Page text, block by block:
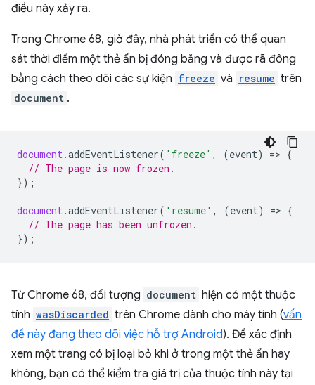
điều này xảy ra.
Trong Chrome 68, giờ đây, nhà phát triển có thể quan
sát thời điểm một thẻ ẩn bị đóng băng và được rã đông
bằng cách theo dõi các sự kiện freeze và resume trên
document .
document .addEventListener( 'freeze' , (event) => {
// The page is now frozen.
});
document .addEventListener( 'resume' , (event) => {
// The page has been unfrozen.
});
Từ Chrome 68, đối tượng document hiện có một thuộc
tính wasDiscarded trên Chrome dành cho máy tính (vấn
đề này đang theo dõi việc hỗ trợ Android). Để xác định
xem một trang có bị loại bỏ khi ở trong một thẻ ẩn hay
không, bạn có thể kiểm tra giá trị của thuộc tính này tại